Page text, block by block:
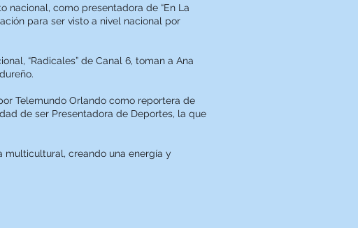
nacional, como presentadora de “En La
para ser visto a nivel nacional por
“Radicales” de Canal 6, toman a Ana
Telemundo Orlando como reportera de
de ser Presentadora de Deportes, la que
multicultural, creando una energía y